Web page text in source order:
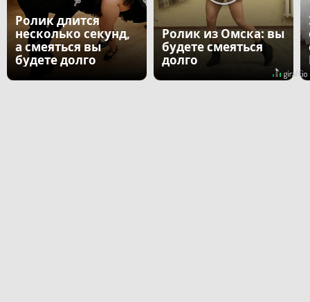
Ролик длится
несколько секунд,
а смеяться вы
будете долго
Ролик из Омска: вы
будете смеяться
долго